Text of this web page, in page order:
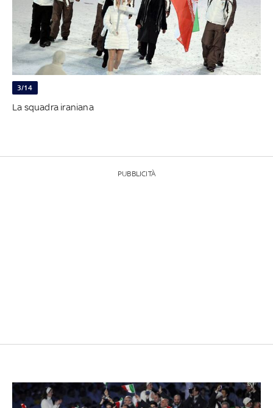
3/14
La squadra iraniana
PUBBLICITÀ